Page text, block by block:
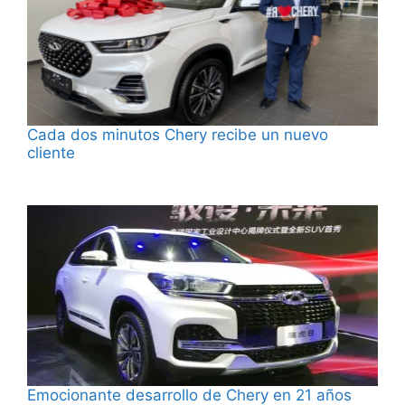
Cada dos minutos Chery recibe un nuevo
cliente
Emocionante desarrollo de Chery en 21 años